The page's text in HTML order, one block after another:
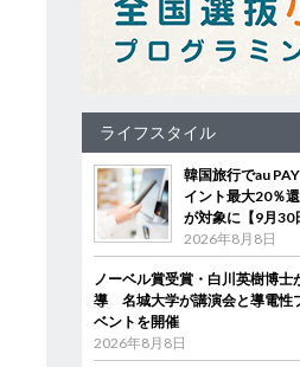
ライフスタイル
韓国旅行でau
イント最大20％
が対象に【9月30
2026年8月8日
ノーベル賞受賞・白川英樹博士
導 名城大学が講演会と導電性
ベントを開催
2026年8月8日